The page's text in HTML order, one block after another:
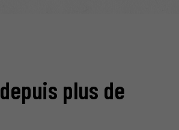
plus de